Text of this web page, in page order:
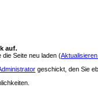
auf.
die Seite neu laden (
geschickt, den Sie